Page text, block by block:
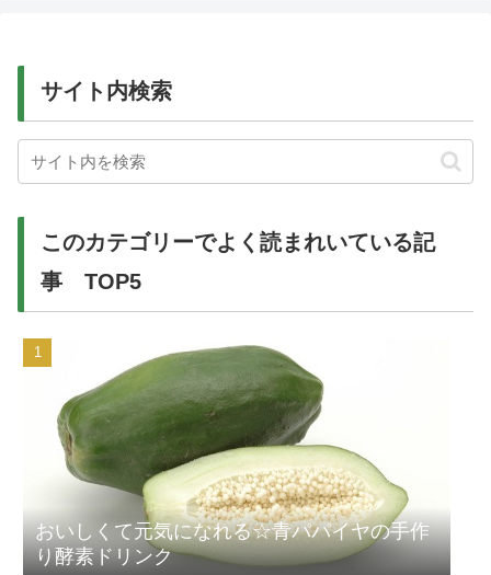
サイト内検索
このカテゴリーでよく読まれいている記
事 TOP5
おいしくて元気になれる☆青パパイヤの手作
り酵素ドリンク